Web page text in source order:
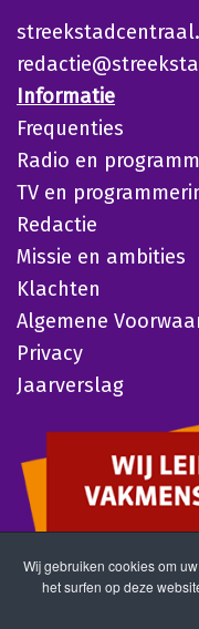
Informatie
Frequenties
Radio en
TV en
Redactie
Missie en ambities
Klachten
Algemene
Privacy
Jaarverslag
Wij gebruiken cookies om
het surfen op deze